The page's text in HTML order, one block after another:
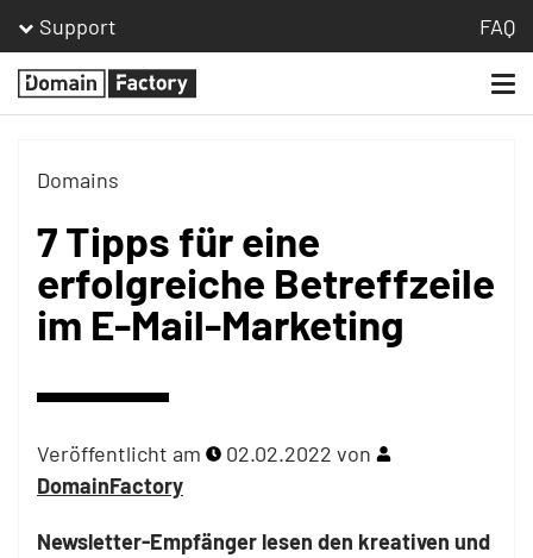
Support FAQ
Homepage
Domains
7 Tipps für eine
erfolgreiche Betreffzeile
im E-Mail-Marketing
Veröffentlicht am 02.02.2022 von
DomainFactory
Newsletter-Empfänger lesen den kreativen und